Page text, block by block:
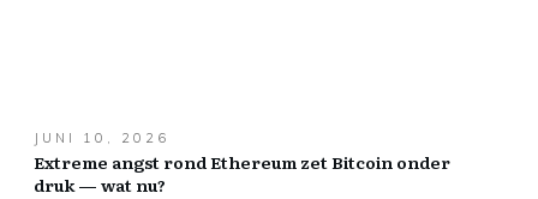
JUNI 10, 2026
Extreme angst rond Ethereum zet Bitcoin onder
druk — wat nu?